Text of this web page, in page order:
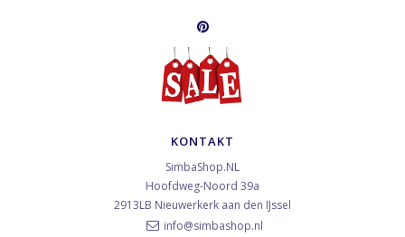
KONTAKT
SimbaShop.NL
Hoofdweg-Noord 39a
2913LB Nieuwerkerk aan den IJssel
info@simbashop.nl